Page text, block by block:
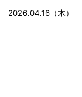
2026.04.16（木）